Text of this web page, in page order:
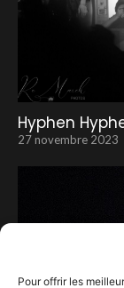
Pour offrir les
Hyphen
27 novembre 2023